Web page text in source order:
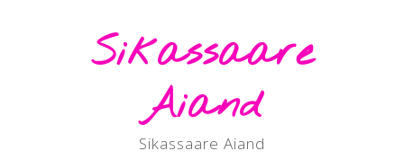
Sikassaare
Aiand
Sikassaare Aiand